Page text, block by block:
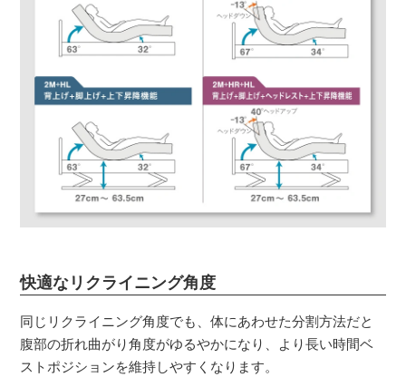
快適なリクライニング角度
同じリクライニング角度でも、体にあわせた分割方法だと
腹部の折れ曲がり角度がゆるやかになり、より長い時間ベ
ストポジションを維持しやすくなります。